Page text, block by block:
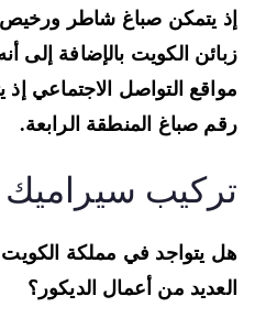
يتمكن صباغ شاطر ورخيص من
الكويت بالإضافة إلى أنه
التواصل الاجتماعي إذ
صباغ المنطقة الرابعة.
سيراميك
يتواجد في مملكة الكويت
من أعمال الديكور؟